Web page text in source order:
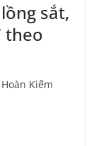
sắt,
theo
Kiếm